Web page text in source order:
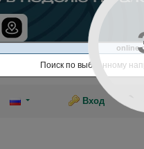
Вход
Поиск по выбранному